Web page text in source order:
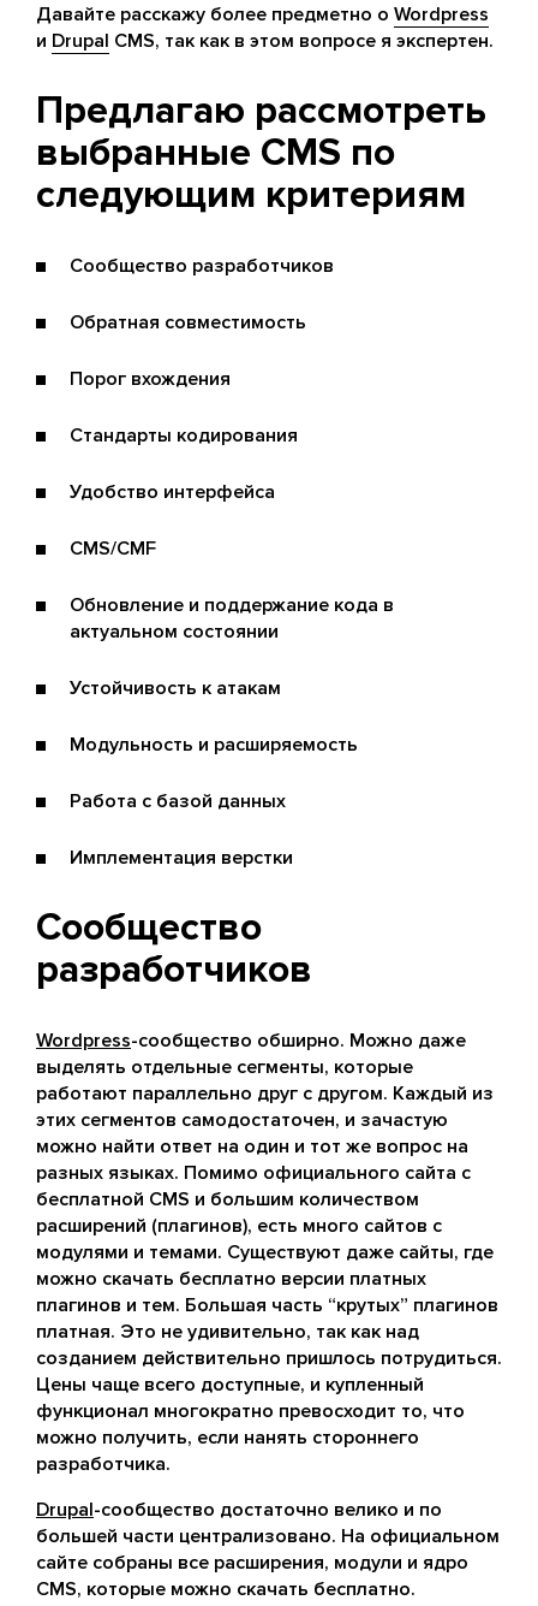
Давайте расскажу более предметно о Wordpress
и Drupal CMS, так как в этом вопросе я экспертен.
Предлагаю рассмотреть
выбранные CMS по
следующим критериям
Сообщество разработчиков
Обратная совместимость
Порог вхождения
Стандарты кодирования
Удобство интерфейса
CMS/CMF
Обновление и поддержание кода в
актуальном состоянии
Устойчивость к атакам
Модульность и расширяемость
Работа с базой данных
Имплементация верстки
Сообщество
разработчиков
Wordpress-сообщество обширно. Можно даже
выделять отдельные сегменты, которые
работают параллельно друг с другом. Каждый из
этих сегментов самодостаточен, и зачастую
можно найти ответ на один и тот же вопрос на
разных языках. Помимо официального сайта с
бесплатной CMS и большим количеством
расширений (плагинов), есть много сайтов с
модулями и темами. Существуют даже сайты, где
можно скачать бесплатно версии платных
плагинов и тем. Большая часть “крутых” плагинов
платная. Это не удивительно, так как над
созданием действительно пришлось потрудиться.
Цены чаще всего доступные, и купленный
функционал многократно превосходит то, что
можно получить, если нанять стороннего
разработчика.
Drupal-сообщество достаточно велико и по
большей части централизовано. На официальном
сайте собраны все расширения, модули и ядро
CMS, которые можно скачать бесплатно.